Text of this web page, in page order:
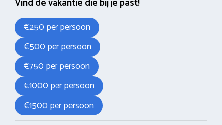
€250 per persoon
€500 per persoon
€750 per persoon
€1000 per persoon
€1500 per persoon